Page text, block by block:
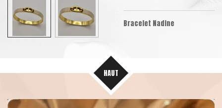
Bracelet Nadine
HAUT